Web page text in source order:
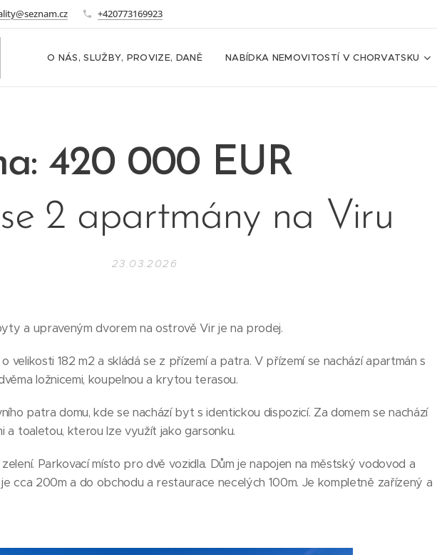
+420773169923
O NÁS, SLUŽBY, PROVIZE, DANĚ NABÍDKA NEMOVITOSTÍ V CHORVATSKU
420 000 EUR
2 apartmány na Viru
23.03.2026
a upraveným dvorem na ostrově Vir je na prodej.
velikosti 182 m2 a skládá se z přízemí a patra. V přízemí se nachází apartmán s
ložnicemi, koupelnou a krytou terasou.
patra domu, kde se nachází byt s identickou dispozicí. Za domem se nachází
a toaletou, kterou lze využít jako garsonku.
Parkovací místo pro dvě vozidla. Dům je napojen na městský vodovod a
cca 200m a do obchodu a restaurace necelých 100m. Je kompletně zařízený a